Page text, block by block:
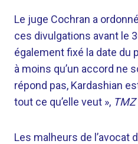
Le juge Cochran a
ces divulgations avant le
également fixé la date du
à moins qu’un accord ne
répond pas, Kardashian
tout ce qu’elle veut », TMZ
Les malheurs de l’avocat